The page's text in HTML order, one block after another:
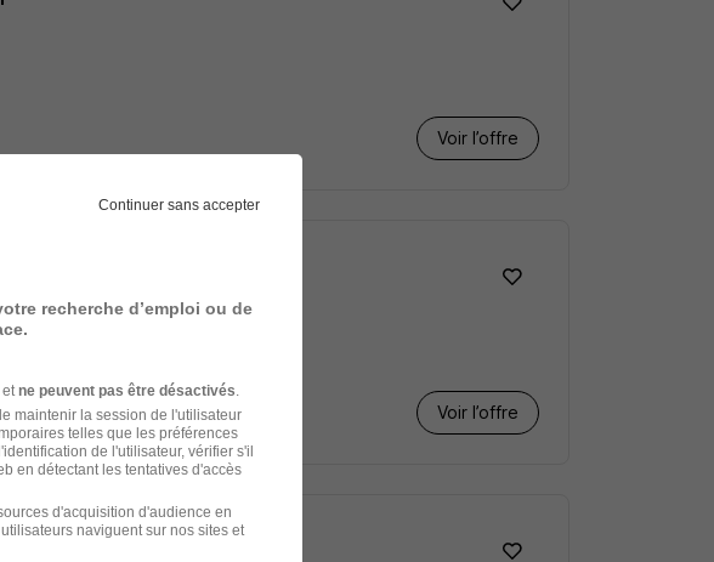
Voir l’offre
Voir l’offre
Continuer sans accepter
recherche d’emploi ou de
ne peuvent pas être désactivés
maintenir la session de l'utilisateur
telles que les préférences
de l'utilisateur, vérifier s'il
en détectant les tentatives d'accès
d'acquisition d'audience en
naviguent sur nos sites et